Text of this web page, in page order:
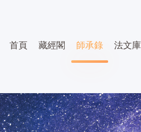
首頁 藏經閣 師承錄 法文庫